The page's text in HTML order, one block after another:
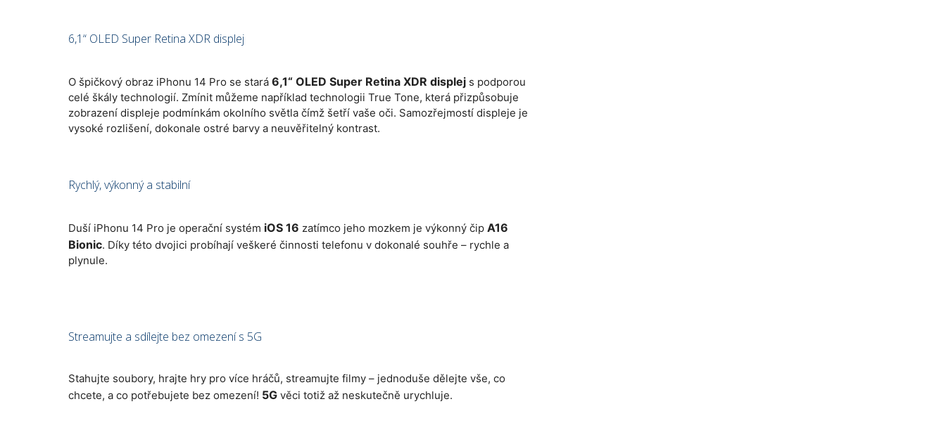
6,1“ OLED Super Retina XDR displej
O špičkový obraz iPhonu 14 Pro se stará 6,1“ OLED Super Retina XDR displej s podporou
celé škály technologií. Zmínit můžeme například technologii True Tone, která přizpůsobuje
zobrazení displeje podmínkám okolního světla čímž šetří vaše oči. Samozřejmostí displeje je
vysoké rozlišení, dokonale ostré barvy a neuvěřitelný kontrast.
Rychlý, výkonný a stabilní
Duší iPhonu 14 Pro je operační systém iOS 16 zatímco jeho mozkem je výkonný čip A16
Bionic. Díky této dvojici probíhají veškeré činnosti telefonu v dokonalé souhře – rychle a
plynule.
Streamujte a sdílejte bez omezení s 5G
Stahujte soubory, hrajte hry pro více hráčů, streamujte filmy – jednoduše dělejte vše, co
chcete, a co potřebujete bez omezení! 5G věci totiž až neskutečně urychluje.